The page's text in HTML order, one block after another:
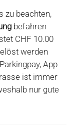
zu beachten,
befahren
CHF 10.00
werden
App
ist immer
nur gute